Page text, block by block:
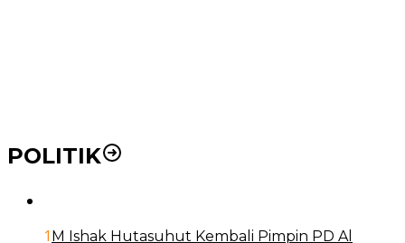
POLITIK
1 M Ishak Hutasuhut Kembali Pimpin PD Al